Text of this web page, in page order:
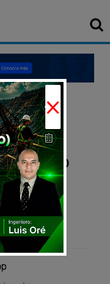
quedó
para
vecino
×